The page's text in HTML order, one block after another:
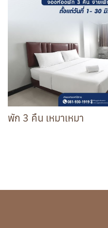
พัก 3 คืน เหมาเหมา